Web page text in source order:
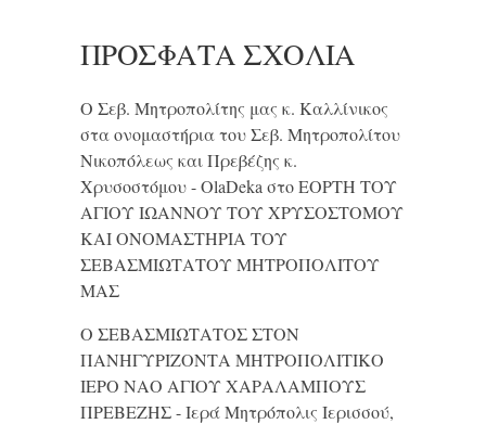
ΠΡΌΣΦΑΤΑ ΣΧΌΛΙΑ
Ο Σεβ. Μητροπολίτης μας κ. Καλλίνικος
στα ονομαστήρια του Σεβ. Μητροπολίτου
Νικοπόλεως και Πρεβέζης κ.
Χρυσοστόμου - OlaDeka στοΕΟΡΤΗ ΤΟΥ
ΑΓΙΟΥ ΙΩΑΝΝΟΥ ΤΟΥ ΧΡΥΣΟΣΤΟΜΟΥ
ΚΑΙ ONΟΜΑΣΤΗΡΙΑ ΤΟΥ
ΣΕΒΑΣΜΙΩΤΑΤΟΥ ΜΗΤΡΟΠΟΛΙΤΟΥ
ΜΑΣ
Ο ΣΕΒΑΣΜΙΩΤΑΤΟΣ ΣΤΟΝ
ΠΑΝΗΓΥΡΙΖΟΝΤΑ ΜΗΤΡΟΠΟΛΙΤΙΚΟ
ΙΕΡΟ ΝΑΟ ΑΓΙΟΥ ΧΑΡΑΛΑΜΠΟΥΣ
ΠΡΕΒΕΖΗΣ - Ιερά Μητρόπολις Ιερισσού,